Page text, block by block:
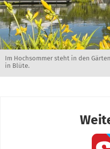
Im Hochsommer steht in den
in Blüte.